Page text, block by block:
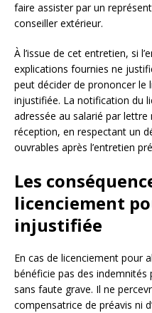
faire assister par un
conseiller extérieur.
À l’issue de cet entretien, si
explications fournies ne
peut décider de prononcer le
injustifiée. La notification du
adressée au salarié par
réception, en respectant un
ouvrables après l’entretien
Les
licenciement
injustifiée
En cas de licenciement pour
bénéficie pas des indemnités
sans faute grave. Il ne
compensatrice de préavis ni